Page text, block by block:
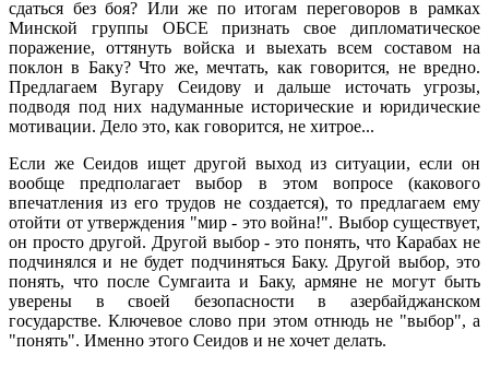
сдаться без боя? Или же по итогам переговоров в рамках
Минской группы ОБСЕ признать свое дипломатическое
поражение, оттянуть войска и выехать всем составом на
поклон в Баку? Что же, мечтать, как говорится, не вредно.
Предлагаем Вугару Сеидову и дальше источать угрозы,
подводя под них надуманные исторические и юридические
мотивации. Дело это, как говорится, не хитрое...
Если же Сеидов ищет другой выход из ситуации, если он
вообще предполагает выбор в этом вопросе (какового
впечатления из его трудов не создается), то предлагаем ему
отойти от утверждения "мир - это война!". Выбор существует,
он просто другой. Другой выбор - это понять, что Карабах не
подчинялся и не будет подчиняться Баку. Другой выбор, это
понять, что после Сумгаита и Баку, армяне не могут быть
уверены в своей безопасности в азербайджанском
государстве. Ключевое слово при этом отнюдь не "выбор", а
"понять". Именно этого Сеидов и не хочет делать.